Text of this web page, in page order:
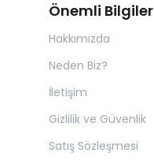
Önemli Bilgiler
Hakkımızda
Neden Biz?
İletişim
Gizlilik ve Güvenlik
Satış Sözleşmesi